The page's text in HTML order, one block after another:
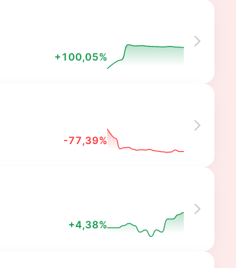
+100,05%
-77,39%
+4,38%